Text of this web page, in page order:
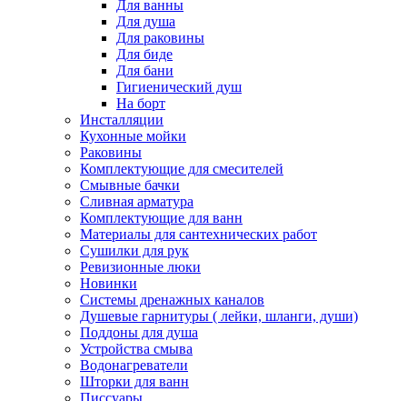
Для ванны
Для душа
Для раковины
Для биде
Для бани
Гигиенический душ
На борт
Инсталляции
Кухонные мойки
Раковины
Комплектующие для смесителей
Смывные бачки
Сливная арматура
Комплектующие для ванн
Материалы для сантехнических работ
Сушилки для рук
Ревизионные люки
Новинки
Системы дренажных каналов
Душевые гарнитуры ( лейки, шланги, души)
Поддоны для душа
Устройства смыва
Водонагреватели
Шторки для ванн
Писсуары